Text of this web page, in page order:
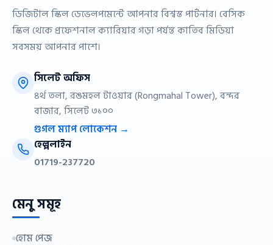
ডিজিটাল স্কিল ডেভেলপমেন্টে আপনার বিশ্বস্ত পার্টনার। বেসিক
স্কিল থেকে প্রফেশনাল ক্যারিয়ার গড়া পর্যন্ত কাতিব মিডিয়া
সবসময় আপনার পাশে।
সিলেট অফিস
৪র্থ তলা, রঙমহল টাওয়ার (Rongmahal Tower), বন্দর
বাজার, সিলেট ৩১০০
গুগল ম্যাপ লোকেশন →
হেল্পলাইন
01719-237720
মেনু সমূহ
হোম পেজ